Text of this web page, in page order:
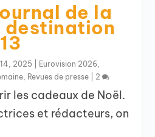
de la
destination
2025 Eurovision 2026,
, Revues de presse 2
les cadeaux de Noël.
et rédacteurs, on